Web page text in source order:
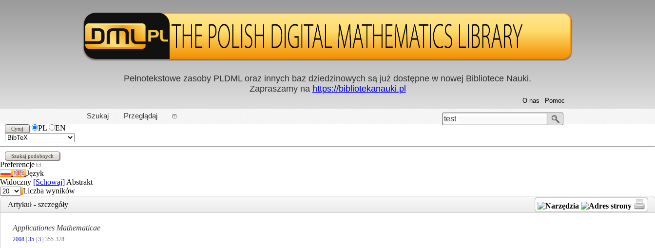
PL|EN
Pełnotekstowe zasoby PLDML oraz innych baz dziedzinowych są już dostępne w nowej Bibliotece Nauki.
Zapraszamy na https://bibliotekanauki.pl
Szukaj Przeglądaj
Pomoc
O nas
test
PL
EN
Preferencje
Język
Widoczny [Schowaj] Abstrakt
Liczba wyników
Artykuł - szczegóły
Applicationes Mathematicae
2008 35 3 | 355-378